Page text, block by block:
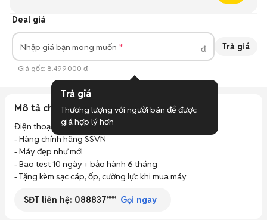
Deal giá
Nhập giá bạn mong muốn đ Trả giá
Giá gốc: 8.499.000 đ
Mô tả chi tiết
Điện thoại Samsung Galaxy S24 FE màu xanh nhạt,
- Hàng chính hãng SSVN
- Máy đẹp như mới
- Bao test 10 ngày + bảo hành 6 tháng
- Tặng kèm sạc cáp, ốp, cường lực khi mua máy
SĐT liên hệ: 088837*** Gọi ngay
Trả giá
Thương lượng với người bán để được
giá hợp lý hơn